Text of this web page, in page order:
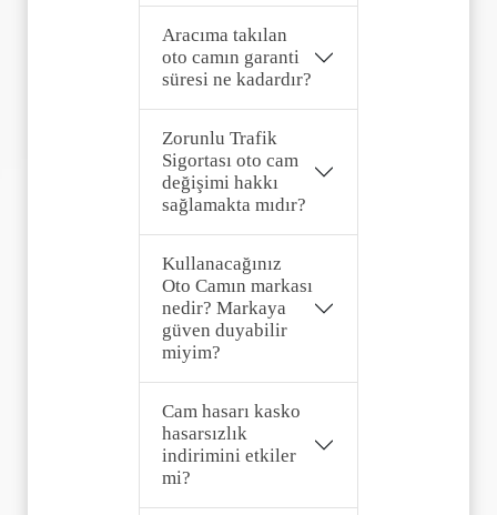
Aracıma takılan
oto camın garanti
süresi ne kadardır?
Zorunlu Trafik
Sigortası oto cam
değişimi hakkı
sağlamakta mıdır?
Kullanacağınız
Oto Camın markası
nedir? Markaya
güven duyabilir
miyim?
Cam hasarı kasko
hasarsızlık
indirimini etkiler
mi?